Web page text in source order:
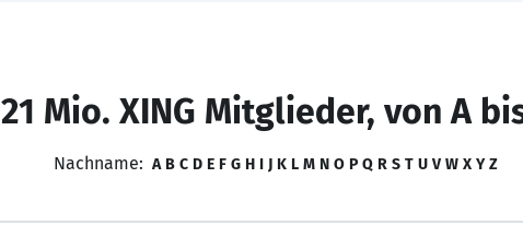
21 Mio. XING Mitglieder, von A
Nachname: A B C D E F G H I J K L M N O P Q R S T U V W X Y Z